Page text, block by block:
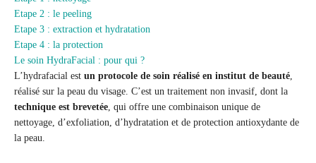
Etape 2 : le peeling
Etape 3 : extraction et hydratation
Etape 4 : la protection
Le soin HydraFacial : pour qui ?
L’hydrafacial est un protocole de soin réalisé en institut de beauté,
réalisé sur la peau du visage. C’est un traitement non invasif, dont la
technique est brevetée, qui offre une combinaison unique de
nettoyage, d’exfoliation, d’hydratation et de protection antioxydante de
la peau.